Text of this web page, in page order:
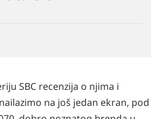
SBC recenzija o njima i
na još jedan ekran, pod